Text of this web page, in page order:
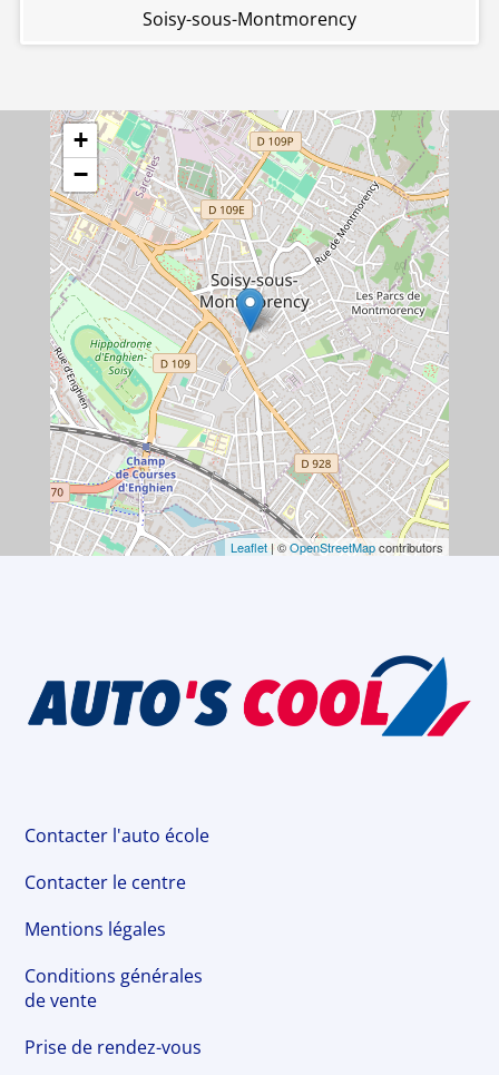
Soisy-sous-Montmorency
+
−
Leaflet| ©OpenStreetMapcontributors
Contacter l'auto école
Contacter le centre
Mentions légales
Conditions générales
de vente
Prise de rendez-vous